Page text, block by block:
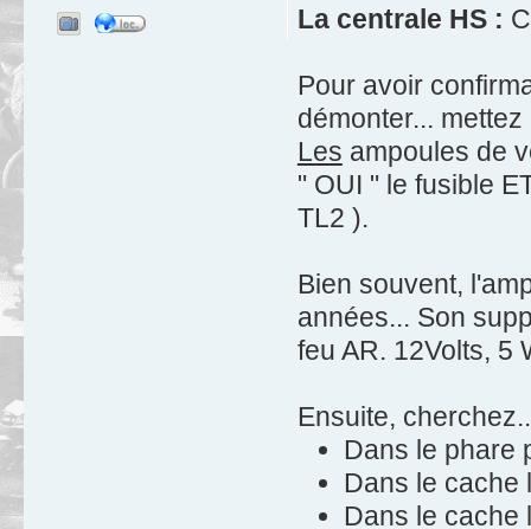
La centrale HS :
Pour avoir
démonter...
Les ampoules de
" OUI " le fusible
TL2 ).
Bien souvent,
années... Son
feu AR. 12Volts, 5
Ensuite,
Dans le phare
Dans le cache
Dans le cache